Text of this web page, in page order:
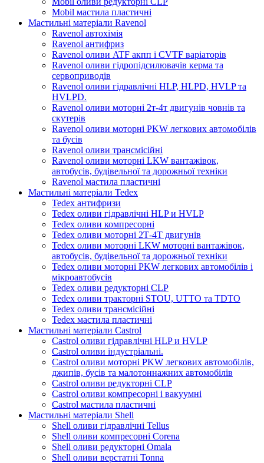
Mobil мастила пластичні
Мастильні матеріали Ravenol
Ravenol автохімія
Ravenol антифриз
Ravenol оливи ATF акпп і CVTF варіаторів
Ravenol оливи гідропідсилювачів керма та
сервоприводів
Ravenol оливи гідравлічні HLP, HLPD, HVLP та
HVLPD.
Ravenol оливи моторні 2т-4т двигунів човнів та
скутерів
Ravenol оливи моторні PKW легкових автомобілів
та бусів
Ravenol оливи трансмісійні
Ravenol оливи моторні LKW вантажівок,
автобусів, будівельної та дорожньої техніки
Ravenol мастила пластичні
Мастильні матеріали Tedex
Tedex антифризи
Tedex оливи гідравлічні HLP и HVLP
Tedex оливи компресорні
Tedex оливи моторні 2Т-4Т двигунів
Tedex оливи моторні LKW моторні вантажівок,
автобусів, будівельної та дорожньої техніки
Tedex оливи моторні PKW легкових автомобілів і
мікроавтобусів
Tedex оливи редукторні CLP
Tedex оливи тракторні STOU, UTTO та TDTO
Tedex оливи трансмісійні
Tedex мастила пластичні
Мастильні матеріали Castrol
Castrol оливи гідравлічні HLP и HVLP
Castrol оливи індустріальні.
Castrol оливи моторні PKW легкових автомобілів,
джипів, бусів та малотоннажних автомобілів
Castrol оливи редукторні CLP
Castrol оливи компресорні і вакуумні
Castrol мастила пластичні
Мастильні матеріали Shell
Shell оливи гідравлічні Tellus
Shell оливи компресорні Corena
Shell оливи редукторні Omala
Shell оливи верстатні Tonna